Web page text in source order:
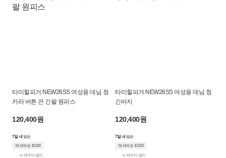
타미힐피거 NEW26SS 여성용 데님 청
카라 버튼 끈 긴팔 원피스
120,400원
7일 내 발송
해외배송 10,000
뉴욕에바 셀러
타미힐피거 NEW26SS 여성용 데님 청
긴바지
120,400원
7일 내 발송
해외배송 10,000
뉴욕에바 셀러